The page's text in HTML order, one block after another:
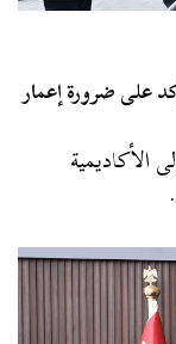
على ضرورة إعمار
الأكاديمية